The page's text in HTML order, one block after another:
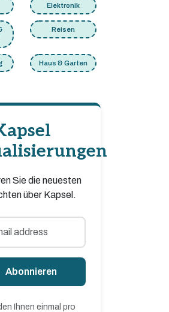
Elektronik
Reisen
Haus & Garten
Sie die neuesten
über Kapsel.
Abonnieren
Ihnen einmal pro